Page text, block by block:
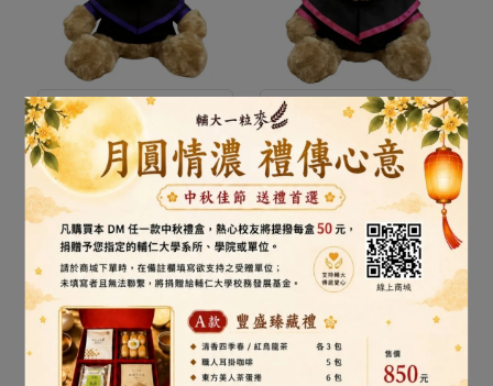
民生學院．理工學院
2026畢業紀念熊(紫色款)
NT$899
加入購物車
外語學院
2026畢業紀念熊(玫紅色款)
NT$899
加入購物車